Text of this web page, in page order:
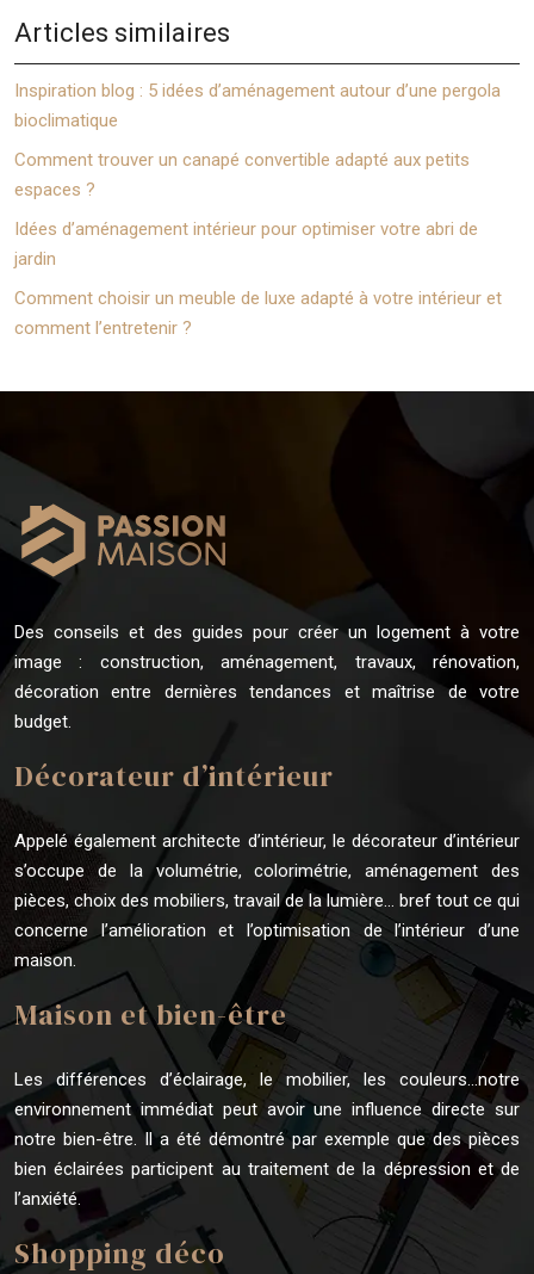
Articles similaires
Inspiration blog : 5 idées d’aménagement autour d’une pergola
bioclimatique
Comment trouver un canapé convertible adapté aux petits
espaces ?
Idées d’aménagement intérieur pour optimiser votre abri de
jardin
Comment choisir un meuble de luxe adapté à votre intérieur et
comment l’entretenir ?
Des conseils et des guides pour créer un logement à votre
image : construction, aménagement, travaux, rénovation,
décoration entre dernières tendances et maîtrise de votre
budget.
Décorateur d’intérieur
Appelé également architecte d’intérieur, le décorateur d’intérieur
s’occupe de la volumétrie, colorimétrie, aménagement des
pièces, choix des mobiliers, travail de la lumière… bref tout ce qui
concerne l’amélioration et l’optimisation de l’intérieur d’une
maison.
Maison et bien-être
Les différences d’éclairage, le mobilier, les couleurs…notre
environnement immédiat peut avoir une influence directe sur
notre bien-être. Il a été démontré par exemple que des pièces
bien éclairées participent au traitement de la dépression et de
l’anxiété.
Shopping déco